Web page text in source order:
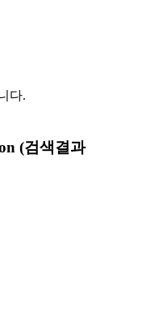
다.
(검색결과